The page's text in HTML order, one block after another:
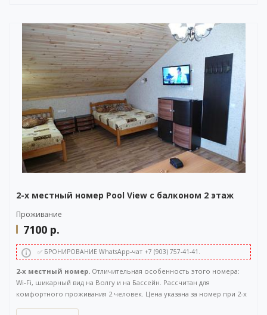
илиоставить заявку на бронированиечерез бесплатный
WhatsApp-чат (ссылка на чат откроется в новом окне), либо
напрямуюпо телефону +7 (903) 757-41-41. Кнопка открытия
WhatsApp-чата также расположена в правом нижнем углу нашего
сайта.
2-х местный номер Pool View с балконом 2 этаж
Проживание
7100 р.
✅ БРОНИРОВАНИЕ WhatsApp-чат +7 (903) 757-41-41.
2-х местный номер. Отличительная особенность этого номера:
Wi-Fi, шикарный вид на Волгу и на Бассейн. Рассчитан для
комфортного проживания 2 человек. Цена указана за номер при 2-х